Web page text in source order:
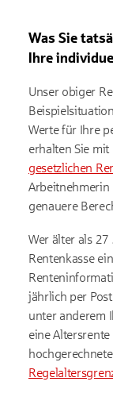
Was Sie
Ihre
Unser obiger
Werte für Ihre
erhalten Sie mit
gesetzlichen
Arbeitnehmerin
genauere
Wer älter als
Rentenkasse
jährlich per
unter anderem
eine